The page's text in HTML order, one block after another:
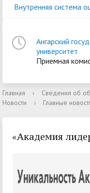
Внутренняя система
Ангарский
университет
Приемная
Главная › Сведения об
Новости
› Главные
«Академия